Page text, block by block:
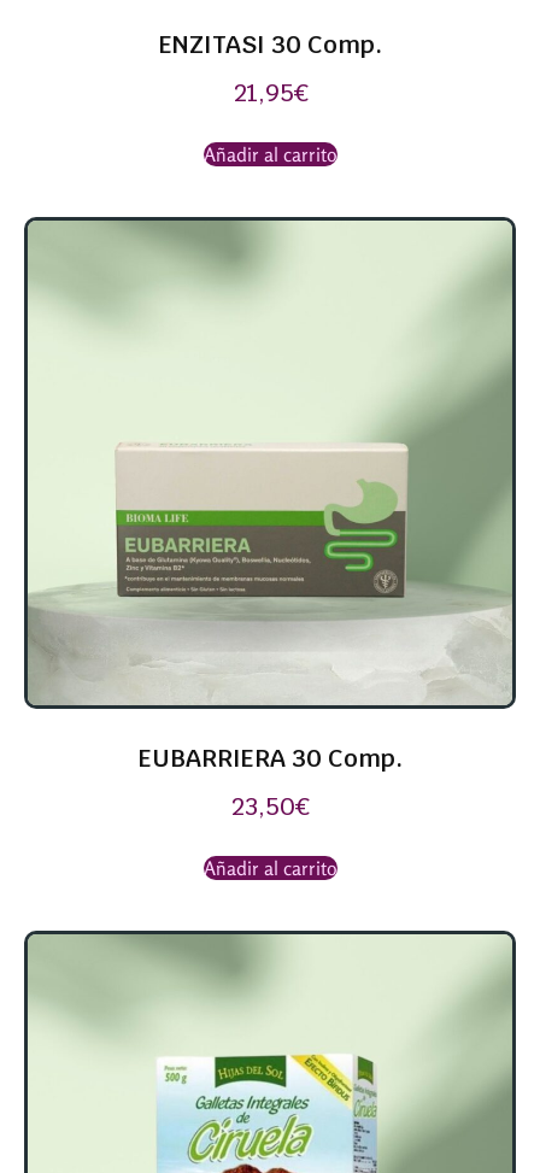
ENZITASI 30 Comp.
21,95€
Añadir al carrito
EUBARRIERA 30 Comp.
23,50€
Añadir al carrito